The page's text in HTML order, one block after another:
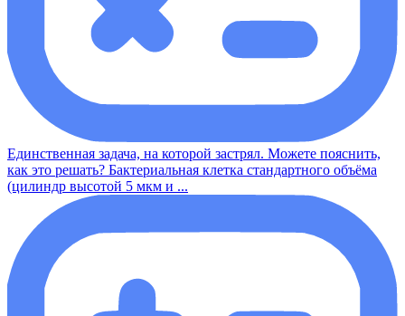
Единственная задача, на которой застрял. Можете пояснить,
как это решать? Бактериальная клетка стандартного объёма
(цилиндр высотой 5 мкм и ...